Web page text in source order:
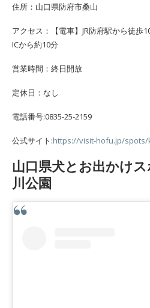
住所：山口県防府市桑山
アクセス：【電車】JR防府駅から徒歩
ICから約10分
営業時間：終日開放
定休日：なし
電話番号:0835-25-2159
公式サイト:https://visit-hofu.jp/
山口県犬とお出かけ
川公園